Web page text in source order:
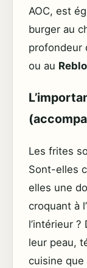
AOC, est
burger au
profondeur
ou au
Les frites
Sont-elles
elles une
croquant à
l’intérieur
leur peau,
cuisine